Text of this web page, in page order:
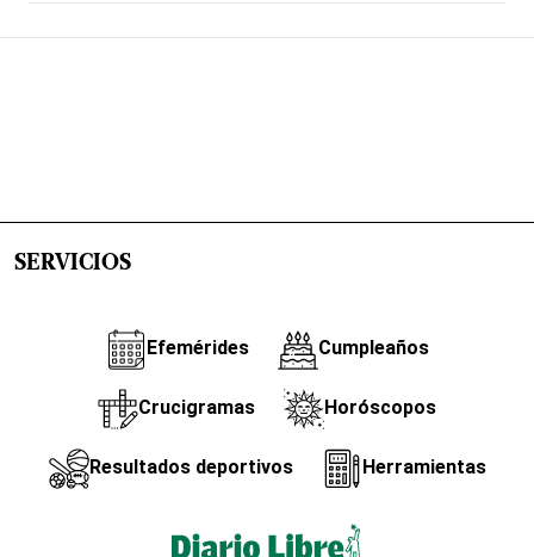
SERVICIOS
Efemérides Cumpleaños
Crucigramas Horóscopos
Resultados deportivos Herramientas